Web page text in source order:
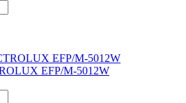
EFP/M-5012W